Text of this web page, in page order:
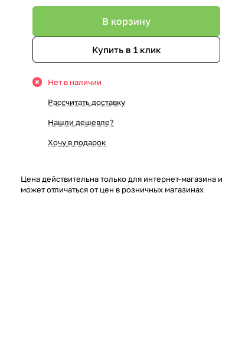
В корзину
Купить в 1 клик
Нет в наличии
Рассчитать доставку
Нашли дешевле?
Хочу в подарок
Цена действительна только для интернет-магазина и
может отличаться от цен в розничных магазинах